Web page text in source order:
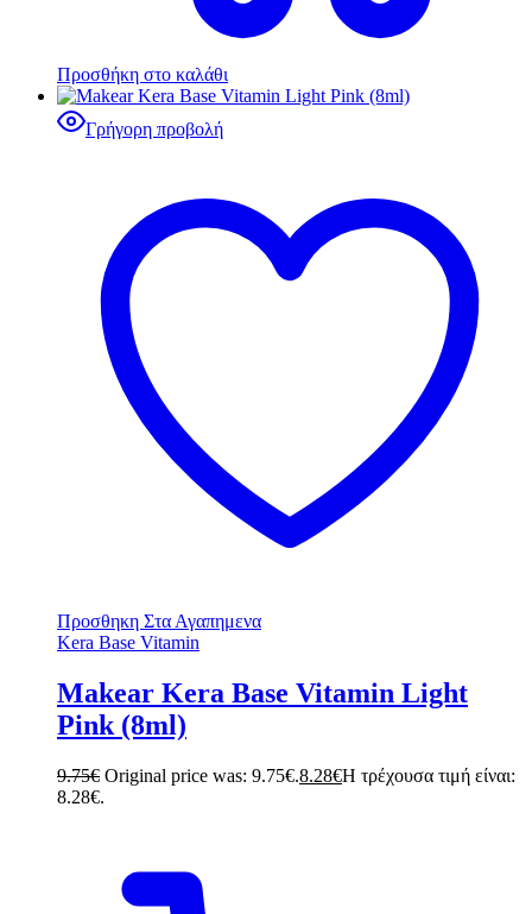
Προσθήκη στο καλάθι
Γρήγορη προβολή
Προσθηκη Στα Αγαπημενα
Kera Base Vitamin
Makear Kera Base Vitamin Light
Pink (8ml)
9.75€ Original price was: 9.75€.8.28€Η τρέχουσα τιμή είναι:
8.28€.